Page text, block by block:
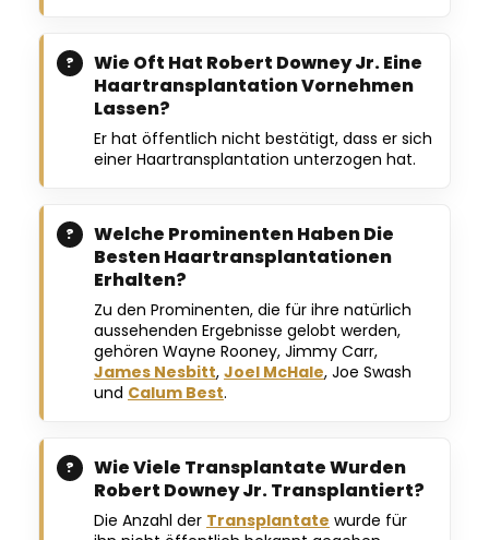
Wie Oft Hat Robert Downey Jr. Eine
Haartransplantation Vornehmen
Lassen?
Er hat öffentlich nicht bestätigt, dass er sich
einer Haartransplantation unterzogen hat.
Welche Prominenten Haben Die
Besten Haartransplantationen
Erhalten?
Zu den Prominenten, die für ihre natürlich
aussehenden Ergebnisse gelobt werden,
gehören Wayne Rooney, Jimmy Carr,
James Nesbitt, Joel McHale, Joe Swash
und Calum Best.
Wie Viele Transplantate Wurden
Robert Downey Jr. Transplantiert?
Die Anzahl der Transplantate wurde für